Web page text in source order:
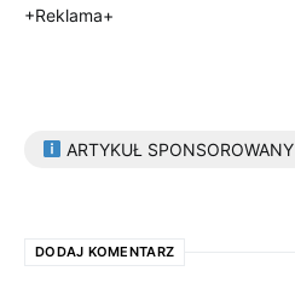
+Reklama+
ARTYKUŁ SPONSOROWANY
DODAJ KOMENTARZ